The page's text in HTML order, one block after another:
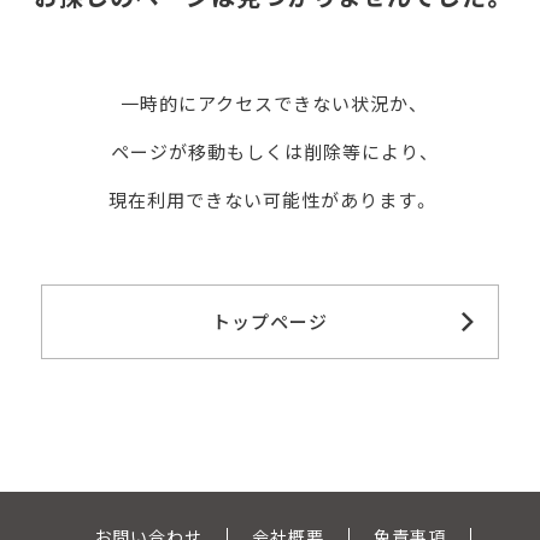
一時的にアクセスできない状況か、
ページが移動もしくは削除等により、
現在利用できない可能性があります。
トップページ